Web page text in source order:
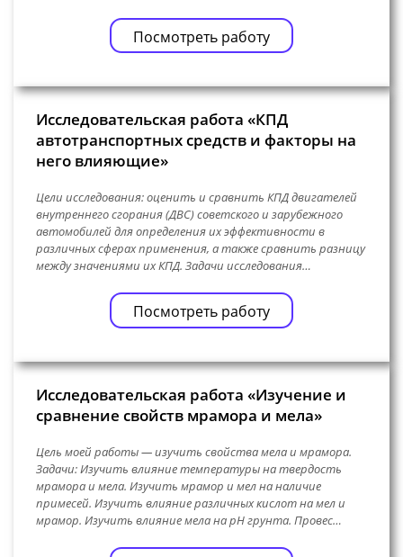
Посмотреть работу
Исследовательская работа «КПД
автотранспортных средств и факторы на
него влияющие»
Цели исследования: оценить и сравнить КПД двигателей
внутреннего сгорания (ДВС) советского и зарубежного
автомобилей для определения их эффективности в
различных сферах применения, а также сравнить разницу
между значениями их КПД. Задачи исследования…
Посмотреть работу
Исследовательская работа «Изучение и
сравнение свойств мрамора и мела»
Цель моей работы — изучить свойства мела и мрамора.
Задачи: Изучить влияние температуры на твердость
мрамора и мела. Изучить мрамор и мел на наличие
примесей. Изучить влияние различных кислот на мел и
мрамор. Изучить влияние мела на pH грунта. Провес…